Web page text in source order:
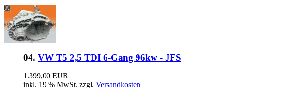
04. VW T5 2,5 TDI 6-Gang 96kw - JFS
1.399,00 EUR
inkl. 19 % MwSt. zzgl. Versandkosten